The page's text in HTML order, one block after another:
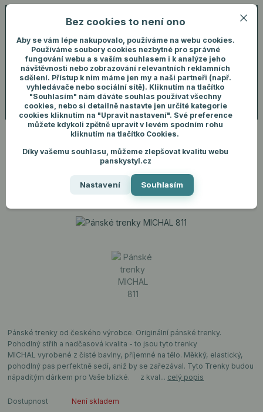
Menu
+420 731 292 460
Přihlášení
Hledat
ks
Úvod Pánské spodní prádlo Trenky Pánské trenky MICHAL 811
Pánské trenky MICHAL 811
Pánské trenky od českého výrobce. Originální pánské trenky.
Pohodlný střih a nadčasová kvalita - to jsou tyto trenky
MICHAL vyrobené z čisté bavlny, příjemné na tělo. Měkký, elastický,
pohodlný pas perfektně sedí, aniž by se zařezával. Tyto Trenky budou
nápaditým dárkem pro Vaše blízké. z kval... celý popis
Dostupnost Není skladem
Bez cookies to není ono
Aby se vám lépe nakupovalo, používáme na webu cookies.
Používáme soubory cookies nezbytné pro správné
fungování webu a s vaším souhlasem i k analýze jeho
návštěvnosti nebo zobrazování relevantních reklamních
sdělení. Přístup k nim máme jen my a naši partneři (např.
vyhledávače nebo sociální sítě). Kliknutím na tlačítko
"Souhlasím" nám dáváte souhlas používat všechny
cookies, nebo si detailně nastavte jen určité kategorie
cookies kliknutím na "Upravit nastavení". Své preference
můžete kdykoli zpětně upravit v levém spodním rohu
kliknutím na tlačítko Cookies.
Díky vašemu souhlasu, můžeme zlepšovat kvalitu webu
panskystyl.cz
Nastavení Souhlasím